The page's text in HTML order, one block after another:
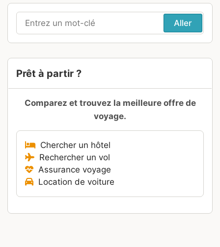
Recherche
pour
Prêt à partir ?
Comparez et trouvez la meilleure offre de
voyage.
Chercher un hôtel
Rechercher un vol
Assurance voyage
Location de voiture